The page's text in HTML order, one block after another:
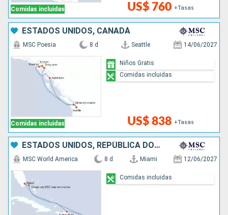
Comidas incluidas US$ 760 +Tasas
ESTADOS UNIDOS, CANADÁ
Comidas incluidas
MSC Poesia 8 d Seattle 14/06/2027
US$ 838 +Tasas
Niños Gratis
Comidas incluidas
ESTADOS UNIDOS, REPÚBLICA DOMINICANA, PUERTO RICO, BAHAMAS
MSC World America 8 d Miami 12/06/2027
Comidas incluidas